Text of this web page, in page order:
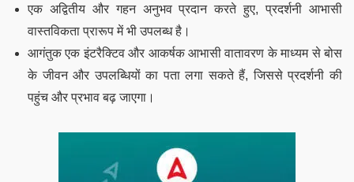
एक अद्वितीय और गहन अनुभव प्रदान करते हुए, प्रदर्शनी आभासी
वास्तविकता प्रारूप में भी उपलब्ध है।
आगंतुक एक इंटरैक्टिव और आकर्षक आभासी वातावरण के माध्यम से बोस
के जीवन और उपलब्धियों का पता लगा सकते हैं, जिससे प्रदर्शनी की
पहुंच और प्रभाव बढ़ जाएगा।